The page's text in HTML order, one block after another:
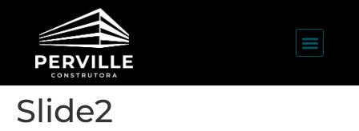
Slide2